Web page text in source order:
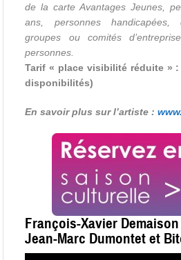
de la carte Avantages Jeunes,
ans, personnes handicapées,
groupes ou comités
personnes.
Tarif « place visibilité réduite »
disponibilités)
En savoir plus sur l’artiste :
François-Xavier
Jean-Marc Dumontet et